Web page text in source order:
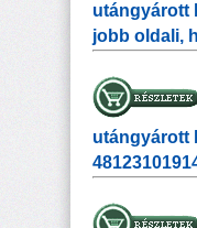
utángyárott
jobb oldali,
utángyárott